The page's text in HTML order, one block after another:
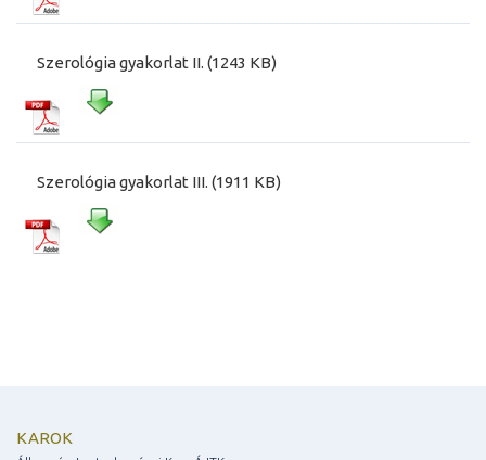
Szerológia gyakorlat II. (1243 KB)
Szerológia gyakorlat III. (1911 KB)
KAROK